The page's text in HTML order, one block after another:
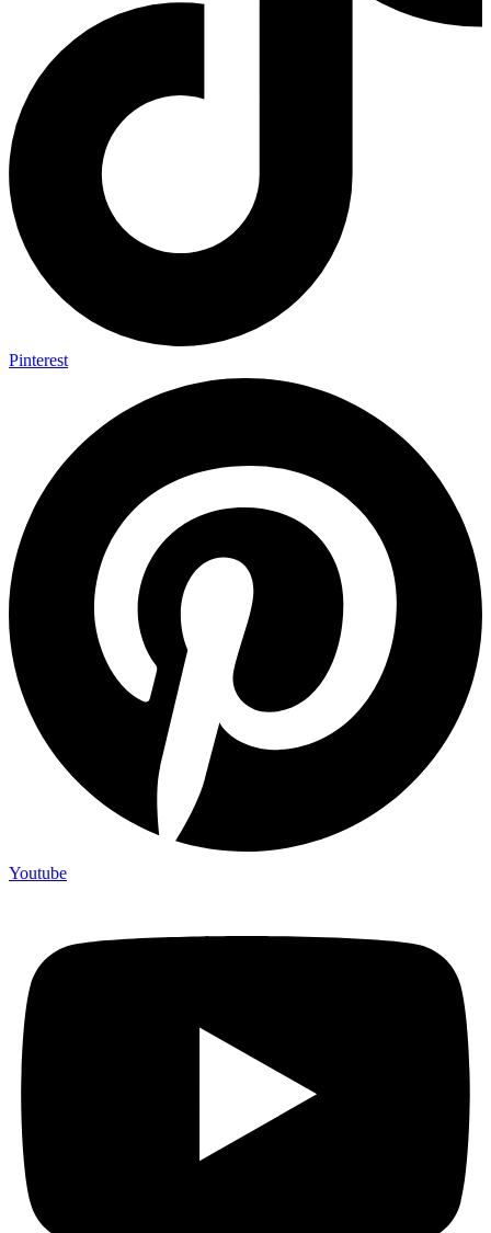
Pinterest
Youtube